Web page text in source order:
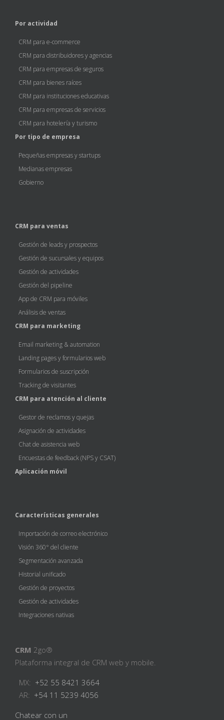
Por actividad
CRM para e-commerce
CRM para distribuidores y agencias
CRM para empresas de seguros
CRM para bienes raíces
CRM para instituciones educativas
CRM para empresas de servicios
CRM para hotelería y turismo
Por tipo de empresa
Pequeñas empresas y startups
Medianas empresas
Gobierno
CRM para ventas
Gestión de leads y prospectos
Gestión de sucursales y equipos
Gestión de actividades
Gestión del pipeline
App de CRM para móviles
Análisis de ventas
CRM para marketing
Email marketing & automation
Landing pages y formularios web
Formularios de suscripción
Tracking de visitantes
CRM para atención al cliente
Gestor de reclamos y quejas
Asignación de actividades
Chat de asistencia web
Encuestas de feedback (NPS y CSAT)
Aplicación móvil
Características generales
Importación de correo electrónico
Visión 360° del cliente
Segmentación avanzada
Historial unificado
Gestión de proyectos
Gestión de actividades
Integraciones nativas
CRM 2go®
Plataforma integral de CRM web y mobile.
MX: +52 55 8421 3664
AR: +54 11 5239 4056
Chatear con un